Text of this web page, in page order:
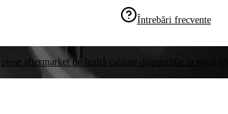
Întrebări frecvente
piese aftermarket de înaltă calitate disponibile la nivel